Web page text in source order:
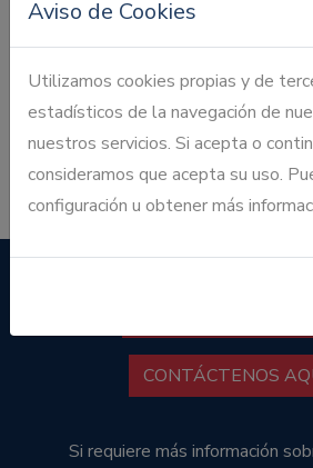
Aviso de Cookies
Utilizamos cookies propias y de
estadísticos de la navegación de
nuestros servicios. Si acepta o
consideramos que acepta su uso.
configuración u obtener más
CONTÁCTENOS
Si requiere más información